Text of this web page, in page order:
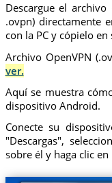
Descargue el
.ovpn) directamente
con la PC y cópielo
Archivo OpenVPN
ver.
Aquí se muestra
dispositivo Android.
Conecte su
"Descargas",
sobre él y haga clic en